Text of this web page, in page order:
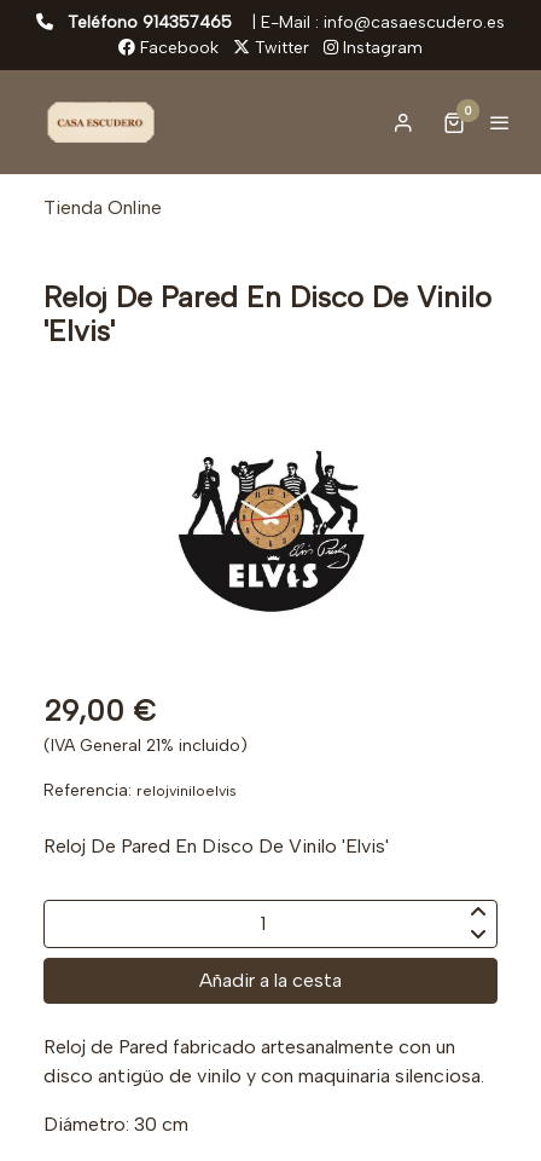
Teléfono 914357465
E-Mail : info@casaescudero.es
Facebook
Twitter Instagram
0
Tienda Online
Reloj De Pared En Disco De Vinilo
'Elvis'
29,00 €
(IVA General 21% incluido)
Referencia: relojviniloelvis
Reloj De Pared En Disco De Vinilo 'Elvis'
Añadir a la cesta
Reloj de Pared fabricado artesanalmente con un
disco antigüo de vinilo y con maquinaria silenciosa.
Diámetro: 30 cm